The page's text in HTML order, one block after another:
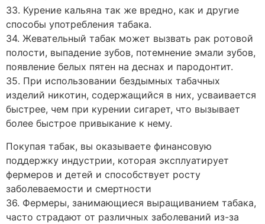
33. Курение кальяна так же вредно, как и другие
способы употребления табака.
34. Жевательный табак может вызвать рак ротовой
полости, выпадение зубов, потемнение эмали зубов,
появление белых пятен на деснах и пародонтит.
35. При использовании бездымных табачных
изделий никотин, содержащийся в них, усваивается
быстрее, чем при курении сигарет, что вызывает
более быстрое привыкание к нему.
Покупая табак, вы оказываете финансовую
поддержку индустрии, которая эксплуатирует
фермеров и детей и способствует росту
заболеваемости и смертности
36. Фермеры, занимающиеся выращиванием табака,
часто страдают от различных заболеваний из-за